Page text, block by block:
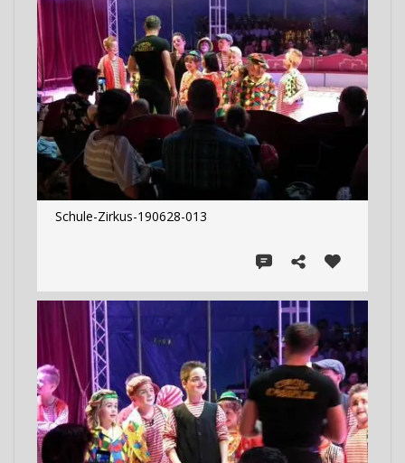
Schule-Zirkus-190628-013